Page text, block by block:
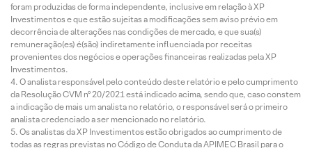
foram produzidas de forma independente, inclusive em relação à XP
Investimentos e que estão sujeitas a modificações sem aviso prévio em
decorrência de alterações nas condições de mercado, e que sua(s)
remuneração(es) é(são) indiretamente influenciada por receitas
provenientes dos negócios e operações financeiras realizadas pela XP
Investimentos.
O analista responsável pelo conteúdo deste relatório e pelo cumprimento
da Resolução CVM nº 20/2021 está indicado acima, sendo que, caso constem
a indicação de mais um analista no relatório, o responsável será o primeiro
analista credenciado a ser mencionado no relatório.
Os analistas da XP Investimentos estão obrigados ao cumprimento de
todas as regras previstas no Código de Conduta da APIMEC Brasil para o